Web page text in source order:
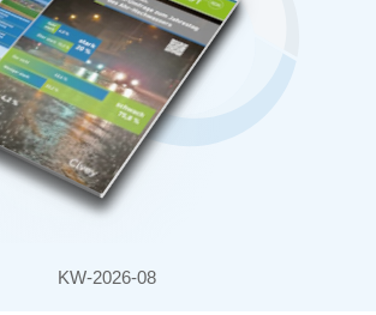
KW-2026-08